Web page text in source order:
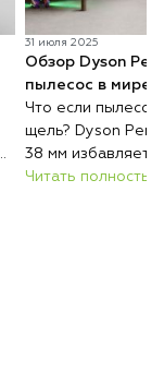
31 июля 2025
Обзор Dyson
пылесос в мире
Что если
щель? Dyson
38 мм избавляет
двигать мебель,
Читать полностью